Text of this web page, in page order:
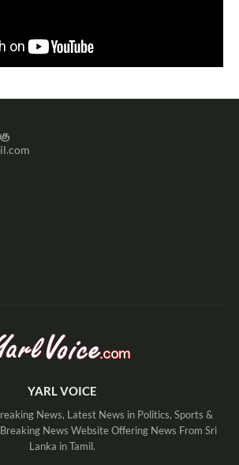
YARL VOICE
News, Latest News in Politics, Sports &
News Website Offering News From Sri
Lanka in Tamil.